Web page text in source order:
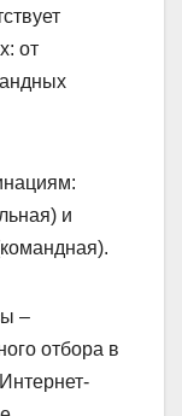
от
и
–
отбора в